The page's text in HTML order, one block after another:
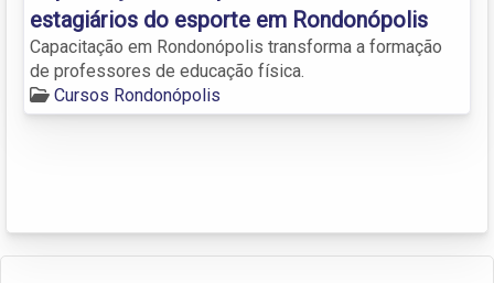
estagiários do esporte em Rondonópolis
Capacitação em Rondonópolis transforma a formação
de professores de educação física.
Cursos Rondonópolis